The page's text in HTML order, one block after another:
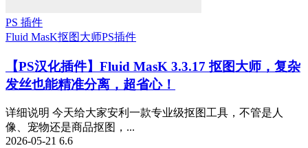
PS 插件
Fluid MasK抠图大师PS插件
【PS汉化插件】Fluid MasK 3.3.17 抠图大师，复杂
发丝也能精准分离，超省心！
详细说明 今天给大家安利一款专业级抠图工具，不管是人
像、宠物还是商品抠图，...
2026-05-21 6.6